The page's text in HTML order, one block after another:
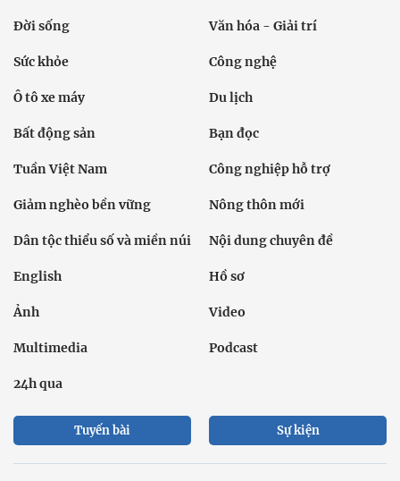
Đời sống Văn hóa - Giải trí
Sức khỏe Công nghệ
Ô tô xe máy Du lịch
Bất động sản Bạn đọc
Tuần Việt Nam Công nghiệp hỗ trợ
Giảm nghèo bền vững Nông thôn mới
Dân tộc thiểu số và miền núi Nội dung chuyên đề
English Hồ sơ
Ảnh Video
Multimedia Podcast
24h qua
Tuyến bài Sự kiện